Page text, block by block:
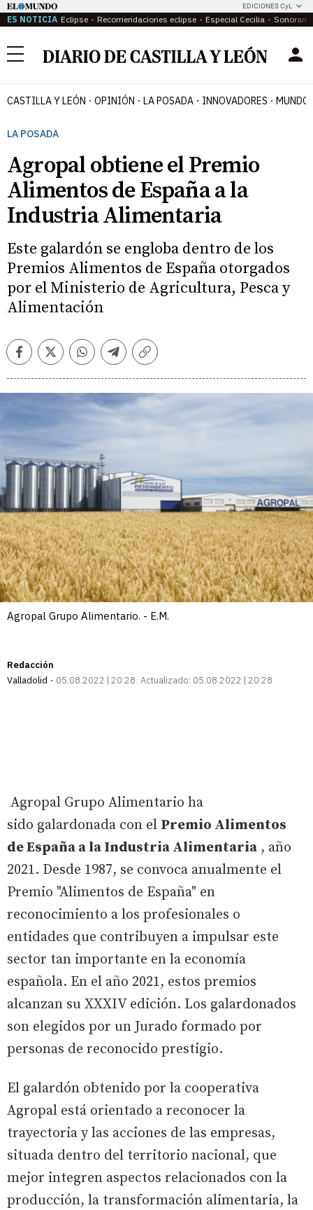
EDICIONES CyL
ES NOTICIA Eclipse Recomendaciones eclipse Especial Cecilia
Menú
CASTILLA Y LEÓN OPINIÓN LA POSADA INNOVADORES MUNDO
LA POSADA
Agropal obtiene el Premio
Alimentos de España a la
Industria Alimentaria
Este galardón se engloba dentro de los
Premios Alimentos de España otorgados
por el Ministerio de Agricultura, Pesca y
Alimentación
FacebookTwitterWhatsappTelegramCopiar
Agropal Grupo Alimentario. - E.M.
Redacción
Valladolid
05.08.2022 | 20:28 Actualizado: 05.08.2022 | 20:28
Agropal Grupo Alimentario ha
sido galardonada con el Premio Alimentos
de España a la Industria Alimentaria , año
2021. Desde 1987, se convoca anualmente el
Premio "Alimentos de España" en
reconocimiento a los profesionales o
entidades que contribuyen a impulsar este
sector tan importante en la economía
española. En el año 2021, estos premios
alcanzan su XXXIV edición. Los galardonados
son elegidos por un Jurado formado por
personas de reconocido prestigio.
El galardón obtenido por la cooperativa
Agropal está orientado a reconocer la
trayectoria y las acciones de las empresas,
situada dentro del territorio nacional, que
mejor integren aspectos relacionados con la
producción, la transformación alimentaria, la